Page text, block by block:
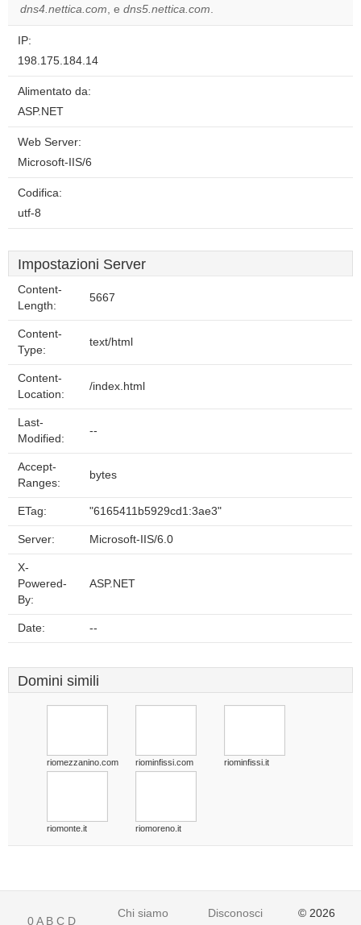
dns4.nettica.com, e dns5.nettica.com.
IP:
198.175.184.14
Alimentato da:
ASP.NET
Web Server:
Microsoft-IIS/6
Codifica:
utf-8
Impostazioni Server
Content-
Length:
5667
Content-
Type:
text/html
Content-
Location:
/index.html
Last-
Modified:
--
Accept-
Ranges:
bytes
ETag: "6165411b5929cd1:3ae3"
Server: Microsoft-IIS/6.0
X-
Powered-
By:
ASP.NET
Date: --
Domini simili
riomezzanino.com riominfissi.com riominfissi.it
riomonte.it riomoreno.it
0A B C D
Chi siamo Disconoscimento © 2026